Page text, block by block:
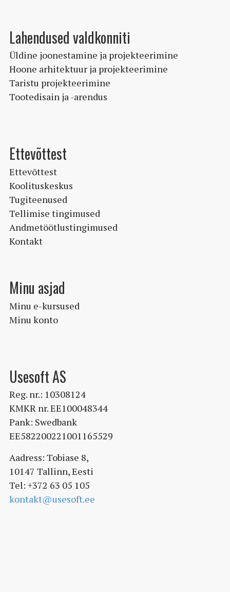
Lahendused valdkonniti
Üldine joonestamine ja projekteerimine
Hoone arhitektuur ja projekteerimine
Taristu projekteerimine
Tootedisain ja -arendus
Ettevõttest
Ettevõttest
Koolituskeskus
Tugiteenused
Tellimise tingimused
Andmetöötlustingimused
Kontakt
Minu asjad
Minu e-kursused
Minu konto
Usesoft AS
Reg. nr.: 10308124
KMKR nr. EE100048344
Pank: Swedbank
EE582200221001165529
Aadress: Tobiase 8,
10147 Tallinn, Eesti
Tel: +372 63 05 105
kontakt@usesoft.ee